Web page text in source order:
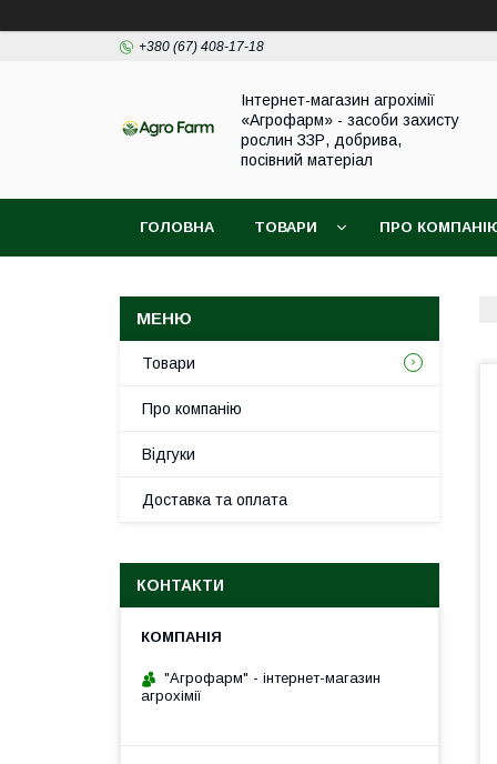
+380 (67) 408-17-18
Інтернет-магазин агрохімії
«Агрофарм» - засоби захисту
рослин ЗЗР, добрива,
посівний матеріал
ГОЛОВНА ТОВАРИ ПРО
Товари
Про компанію
Відгуки
Доставка та оплата
КОНТАКТИ
"Агрофарм" - інтернет-магазин
агрохімії